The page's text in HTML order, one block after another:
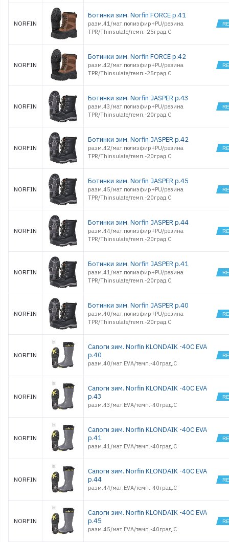
NORFIN
Ботинки зим. Norfin FORCE р.41
разм.41/мат.полиэфир+PU/резина
TPR/Thinsulate/темп.-25град.С
NORFIN
Ботинки зим. Norfin FORCE р.42
разм.42/мат.полиэфир+PU/резина
TPR/Thinsulate/темп.-25град.С
NORFIN
Ботинки зим. Norfin JASPER р.43
разм.43/мат.полиэфир+PU/резина
TPR/Thinsulate/темп.-20град.С
NORFIN
Ботинки зим. Norfin JASPER р.42
разм.42/мат.полиэфир+PU/резина
TPR/Thinsulate/темп.-20град.С
NORFIN
Ботинки зим. Norfin JASPER р.45
разм.45/мат.полиэфир+PU/резина
TPR/Thinsulate/темп.-20град.С
NORFIN
Ботинки зим. Norfin JASPER р.44
разм.44/мат.полиэфир+PU/резина
TPR/Thinsulate/темп.-20град.С
NORFIN
Ботинки зим. Norfin JASPER р.41
разм.41/мат.полиэфир+PU/резина
TPR/Thinsulate/темп.-20град.С
NORFIN
Ботинки зим. Norfin JASPER р.40
разм.40/мат.полиэфир+PU/резина
TPR/Thinsulate/темп.-20град.С
NORFIN
Сапоги зим. Norfin KLONDAIK -40С EVA
р.40
разм.40/мат.EVA/темп.-40град.С
NORFIN
Сапоги зим. Norfin KLONDAIK -40С EVA
р.43
разм.43/мат.EVA/темп.-40град.С
NORFIN
Сапоги зим. Norfin KLONDAIK -40С EVA
р.41
разм.41/мат.EVA/темп.-40град.С
NORFIN
Сапоги зим. Norfin KLONDAIK -40С EVA
р.44
разм.44/мат.EVA/темп.-40град.С
NORFIN
Сапоги зим. Norfin KLONDAIK -40С EVA
р.45
разм.45/мат.EVA/темп.-40град.С